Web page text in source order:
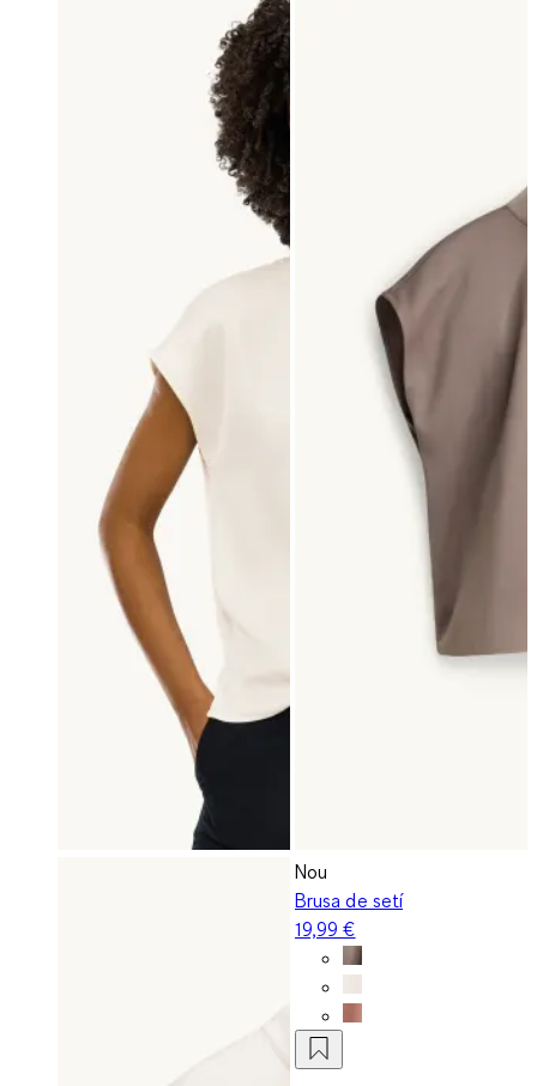
Nou
Brusa de setí
19,99 €